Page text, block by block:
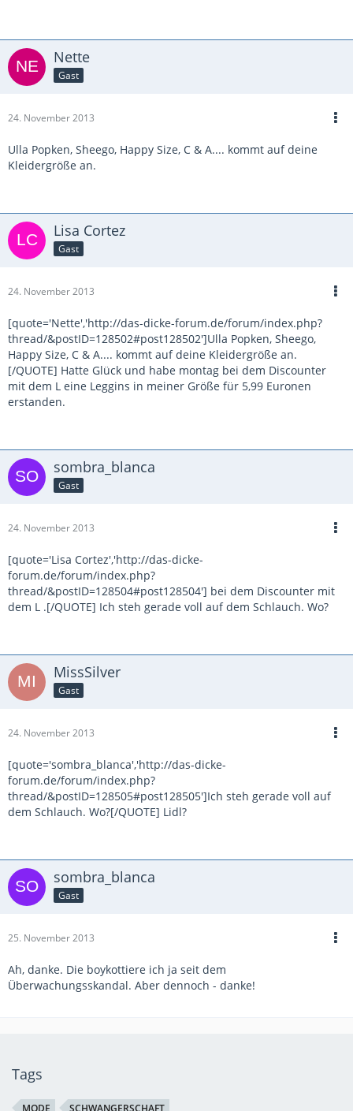
Nette
Gast
24. November 2013
Ulla Popken, Sheego, Happy Size, C & A.... kommt auf deine
Kleidergröße an.
Lisa Cortez
Gast
24. November 2013
[quote='Nette','http://das-dicke-forum.de/forum/index.php?
thread/&postID=128502#post128502']Ulla Popken, Sheego,
Happy Size, C & A.... kommt auf deine Kleidergröße an.
[/QUOTE] Hatte Glück und habe montag bei dem Discounter
mit dem L eine Leggins in meiner Größe für 5,99 Euronen
erstanden.
sombra_blanca
Gast
24. November 2013
[quote='Lisa Cortez','http://das-dicke-
forum.de/forum/index.php?
thread/&postID=128504#post128504'] bei dem Discounter mit
dem L .[/QUOTE] Ich steh gerade voll auf dem Schlauch. Wo?
MissSilver
Gast
24. November 2013
[quote='sombra_blanca','http://das-dicke-
forum.de/forum/index.php?
thread/&postID=128505#post128505']Ich steh gerade voll auf
dem Schlauch. Wo?[/QUOTE] Lidl?
sombra_blanca
Gast
25. November 2013
Ah, danke. Die boykottiere ich ja seit dem
Überwachungsskandal. Aber dennoch - danke!
Tags
MODE SCHWANGERSCHAFT